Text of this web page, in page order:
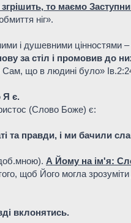
то маємо
ніг».
і душевними цінностями –
за стіл і промовив до
Сам, що в людині було»
Я є.
(Слово Боже) є:
та правди, і ми бачили
А Йому на ім'я:
щоб Його могла
вклонятись.